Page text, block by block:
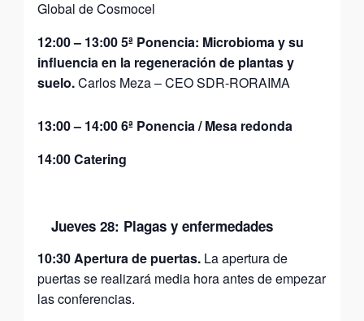
Global de Cosmocel
12:00– 13:005ª Ponencia: Microbioma y su
influencia en la regeneración de plantas y
suelo.Carlos Meza – CEO SDR-RORAIMA
13:00– 14:006ª Ponencia / Mesa redonda
14:00Catering
Jueves 28: Plagas y enfermedades
10:30 Apertura de puertas. La apertura de
puertas se realizará media hora antes de empezar
las conferencias.